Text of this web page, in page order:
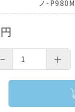
ノ-
円
− ＋